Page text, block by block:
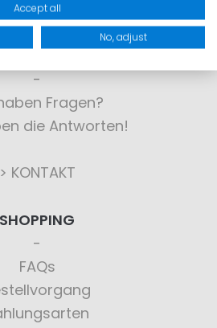
KONTAKT
Fragen?
die Antworten!
> KONTAKT
SHOPPING
FAQs
Accept all
No, adjust